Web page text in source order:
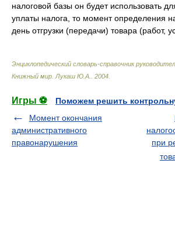
налоговой базы он будет использовать
уплаты налога, то момент определения
день отгрузки (передачи) товара (работ,
Энциклопедический словарь-справочник
Книжный мир Лукаш Ю.А. 2004
Игры ⚽
Поможем решить
Момент окончания
административного
правонарушения
при